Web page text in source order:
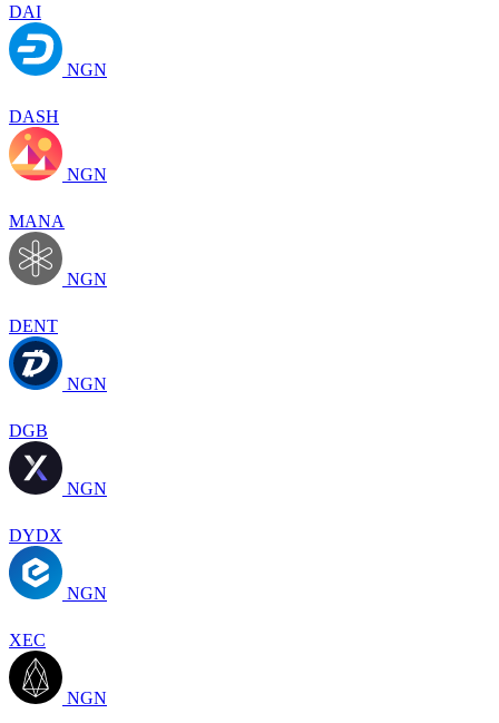
DAI
NGN
DASH
NGN
MANA
NGN
DENT
NGN
DGB
NGN
DYDX
NGN
XEC
NGN